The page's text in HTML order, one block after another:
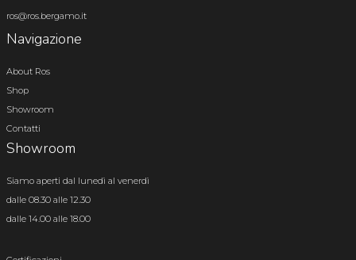
ros@ros.bergamo.it
Navigazione
About Ros
Shop
Showroom
Contatti
Showroom
Siamo aperti dal lunedì al venerdì
dalle 08.30 alle 12.30
dalle 14.00 alle 18.00